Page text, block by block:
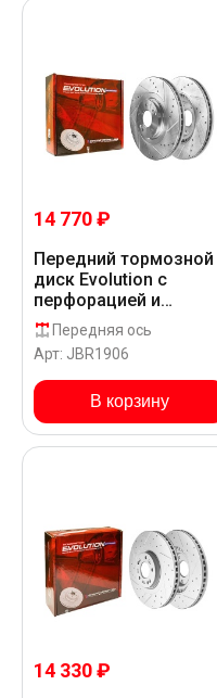
14 770 ₽
Передний тормозной
диск Evolution с
перфорацией и
насечками в покрытии
GEOMET для Hyundai
PALISADE PS819
Передняя ось
Арт: JBR1906
В корзину
14 330 ₽